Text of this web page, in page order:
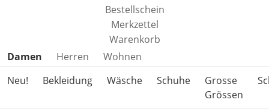
Bestellschein
Merkzettel
Warenkorb
Produktkategorien überspringen
Damen Herren
Wohnen
Neu!
Bekleidung Wäsche Schuhe
Grosse
Grössen